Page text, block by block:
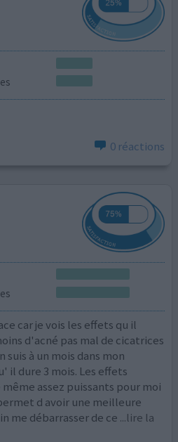
0 réactions
car je vois les effets qu il
d'acné pas mal de cicatrices
à un mois dans mon
il dure 3 mois. Les effets
assez puissants pour moi
d avoir une meilleure
me débarrasser de ce ...lire la